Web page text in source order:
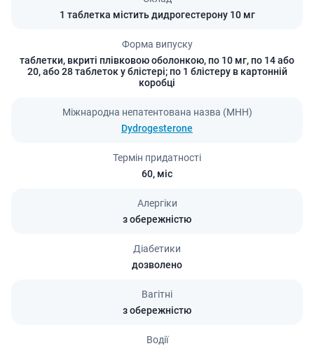
1 таблетка містить дидрогестерону 10 мг
Форма випуску
таблетки, вкриті плівковою оболонкою, по 10 мг, по 14 або
20, або 28 таблеток у блістері; по 1 блістеру в картонній
коробці
Міжнародна непатентована назва (МНН)
Dydrogesterone
Термін придатності
60, міс
Алергіки
з обережністю
Діабетики
дозволено
Вагітні
з обережністю
Водії